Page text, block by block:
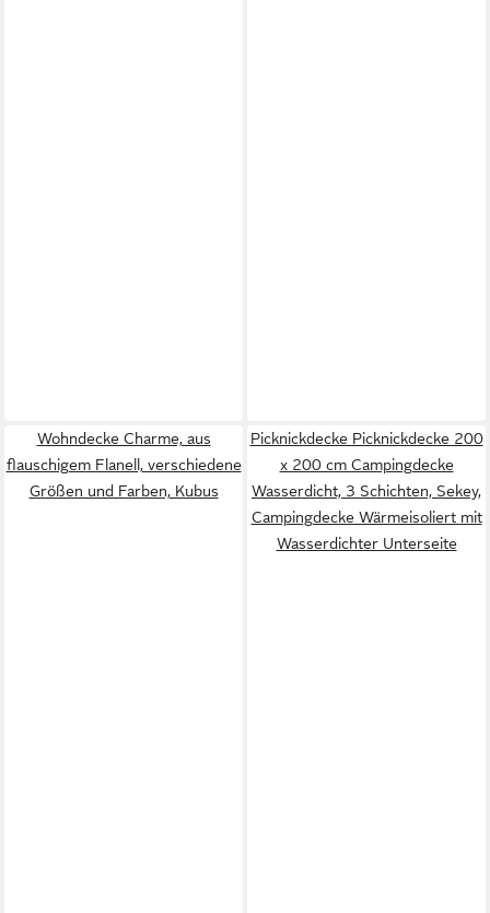
Wohndecke Charme, aus
flauschigem Flanell, verschiedene
Größen und Farben, Kubus
Picknickdecke Picknickdecke 200
x 200 cm Campingdecke
Wasserdicht, 3 Schichten, Sekey,
Campingdecke Wärmeisoliert mit
Wasserdichter Unterseite